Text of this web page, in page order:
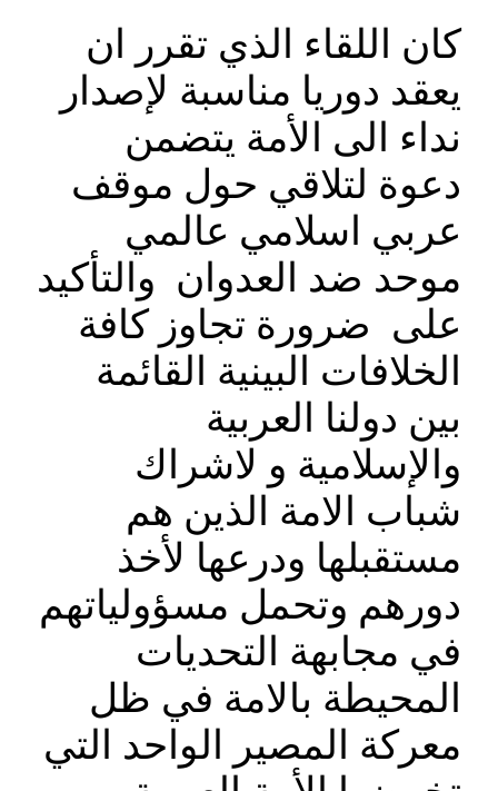
كان اللقاء الذي تقرر ان
يعقد دوريا مناسبة لإصدار
نداء الى الأمة يتضمن
دعوة لتلاقي حول موقف
عربي اسلامي عالمي
موحد ضد العدوان والتأكيد
على ضرورة تجاوز كافة
الخلافات البينية القائمة
بين دولنا العربية
والإسلامية و لاشراك
شباب الامة الذين هم
مستقبلها ودرعها لأخذ
دورهم وتحمل مسؤولياتهم
في مجابهة التحديات
المحيطة بالامة في ظل
معركة المصير الواحد التي